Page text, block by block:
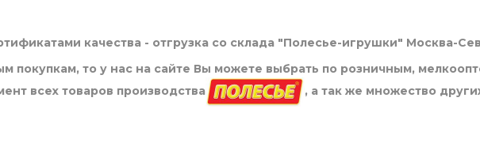
качества - отгрузка со склада "Полесье-игрушки" Москва-
покупкам, то у нас на сайте Вы можете выбрать по розничным,
всех товаров производства
, а так же множество